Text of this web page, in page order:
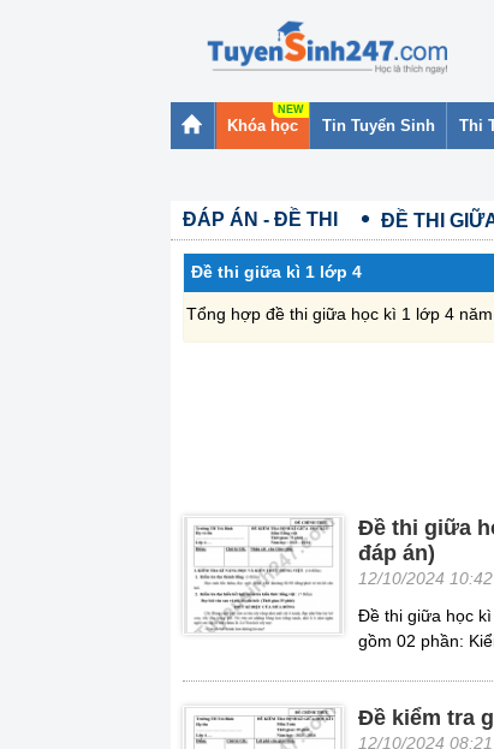
Khóa học Tin Tuyển Sinh Thi
ĐÁP ÁN - ĐỀ THI ĐỀ THI
Đề thi giữa kì 1 lớp 4
Tổng hợp đề thi giữa học kì 1 lớp 4
Đề thi giữa
đáp án)
12/10/2024
Đề thi giữa học
gồm 02 phần:
Đề kiểm tra
12/10/2024